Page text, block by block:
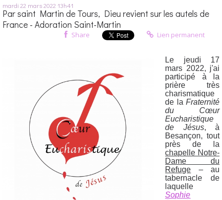
mardi 22 mars 2022 13h41
Par saint Martin de Tours, Dieu revient sur les autels de
France - Adoration Saint-Martin
Share Lien permanent
Le jeudi 17
mars 2022, j'ai
participé à la
prière très
charismatique
de la Fraternité
du Cœur
Eucharistique
de Jésus, à
Besançon, tout
près de la
chapelle Notre-
Dame du
Refuge – au
tabernacle de
laquelle
Sophie